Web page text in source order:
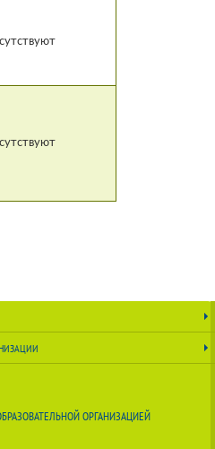
ОРГАНИЗАЦИЕЙ